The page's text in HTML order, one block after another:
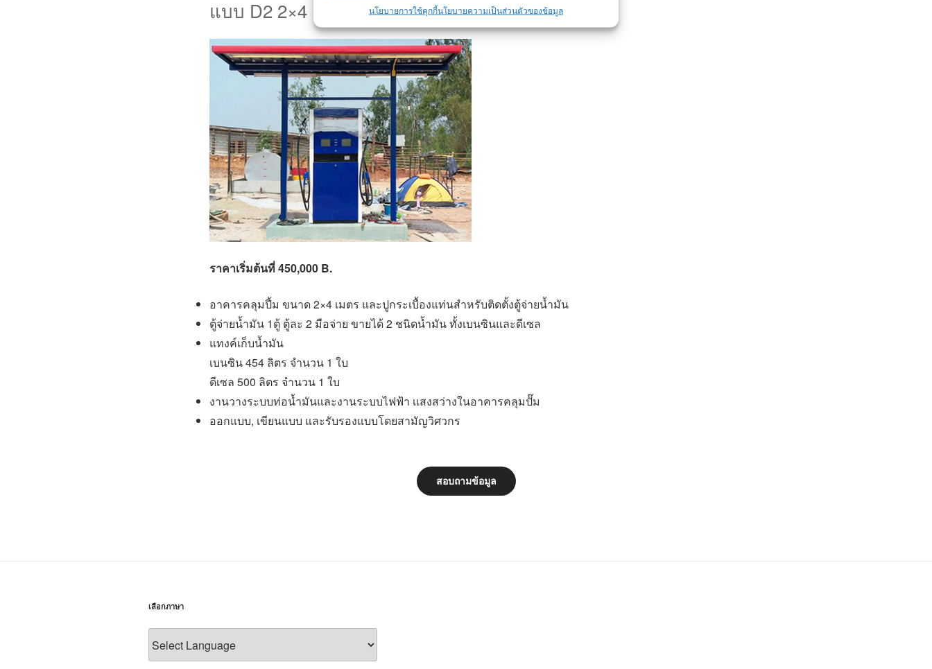
นโยบายการใช้คุกกี้นโยบายความเป็นส่วนตัวของข้อมูล
แบบ D2 2×4 เมตร
ราคาเริ่มต้นที่ 450,000 B.
อาคารคลุมปี้ม ขนาด 2×4 เมตร และปูกระเบื้องแท่นสำหรับติดตั้งตู้จ่ายน้ำมัน
ตู้จ่ายน้ำมัน 1ตู้ ตู้ละ 2 มือจ่าย ขายได้ 2 ชนิดน้ำมัน ทั้งเบนซินและดีเซล
แทงค์เก็บน้ำมัน
เบนซิน 454 ลิตร จำนวน 1 ใบ
ดีเซล 500 ลิตร จำนวน 1 ใบ
งานวางระบบท่อน้ำมันและงานระบบไฟฟ้า เเสงสว่างในอาคารคลุมปั๊ม
ออกแบบ, เขียนแบบ และรับรองแบบโดยสามัญวิศวกร
สอบถามข้อมูล
เลือกภาษา